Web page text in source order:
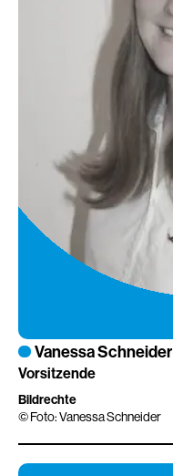
Vanessa Schneider
Vorsitzende
Bildrechte
Foto: Vanessa Schneider